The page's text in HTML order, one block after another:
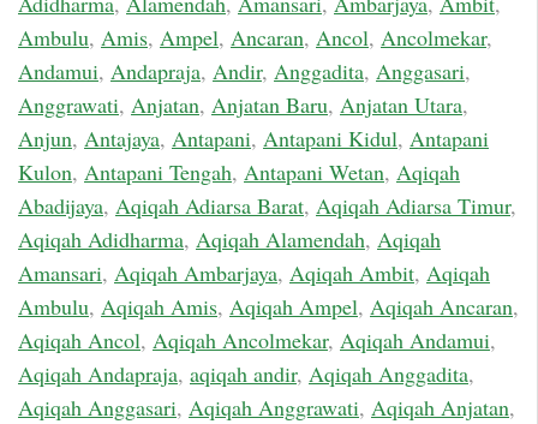
Ambulu, Amis, Ampel, Ancaran, Ancol, Ancolmekar,
Andamui, Andapraja, Andir, Anggadita, Anggasari,
Anggrawati, Anjatan, Anjatan Baru, Anjatan Utara,
Anjun, Antajaya, Antapani, Antapani Kidul, Antapani
Kulon, Antapani Tengah, Antapani Wetan, Aqiqah
Abadijaya, Aqiqah Adiarsa Barat, Aqiqah Adiarsa Timur,
Aqiqah Adidharma, Aqiqah Alamendah, Aqiqah
Amansari, Aqiqah Ambarjaya, Aqiqah Ambit, Aqiqah
Ambulu, Aqiqah Amis, Aqiqah Ampel, Aqiqah Ancaran,
Aqiqah Ancol, Aqiqah Ancolmekar, Aqiqah Andamui,
Aqiqah Andapraja, aqiqah andir, Aqiqah Anggadita,
Aqiqah Anggasari, Aqiqah Anggrawati, Aqiqah Anjatan,